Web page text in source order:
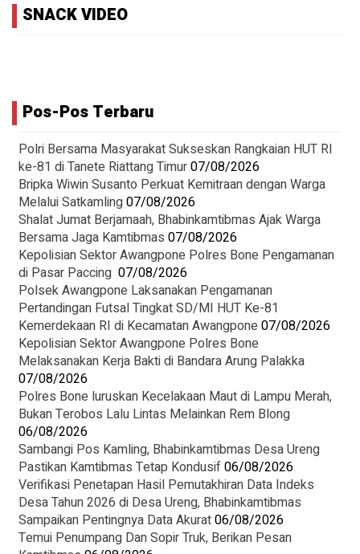
SNACK VIDEO
Pos-Pos Terbaru
Polri Bersama Masyarakat Sukseskan Rangkaian HUT RI
ke-81 di Tanete Riattang Timur07/08/2026
Bripka Wiwin Susanto Perkuat Kemitraan dengan Warga
Melalui Satkamling07/08/2026
Shalat Jumat Berjamaah, Bhabinkamtibmas Ajak Warga
Bersama Jaga Kamtibmas 07/08/2026
Kepolisian Sektor Awangpone Polres Bone Pengamanan
di Pasar Paccing ‎ 07/08/2026
Polsek Awangpone Laksanakan Pengamanan
Pertandingan Futsal Tingkat SD/MI HUT Ke-81
Kemerdekaan RI di Kecamatan Awangpone07/08/2026
‎Kepolisian Sektor Awangpone Polres Bone
Melaksanakan Kerja Bakti di Bandara Arung Palakka ‎
07/08/2026
Polres Bone luruskan Kecelakaan Maut di Lampu Merah,
Bukan Terobos Lalu Lintas Melainkan Rem Blong
06/08/2026
Sambangi Pos Kamling, Bhabinkamtibmas Desa Ureng
Pastikan Kamtibmas Tetap Kondusif06/08/2026
Verifikasi Penetapan Hasil Pemutakhiran Data Indeks
Desa Tahun 2026 di Desa Ureng, Bhabinkamtibmas
Sampaikan Pentingnya Data Akurat06/08/2026
Temui Penumpang Dan Sopir Truk, Berikan Pesan